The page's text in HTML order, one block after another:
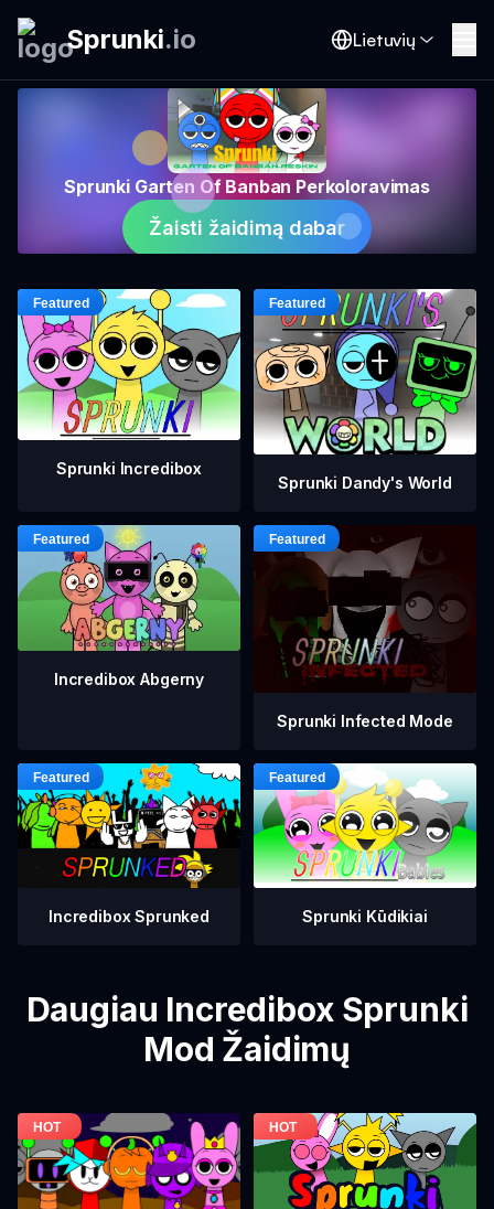
Sprunki.io Lietuvių
Sprunki Garten Of Banban Perkoloravimas
Žaisti žaidimą dabar
Sprunki Incredibox
Sprunki Dandy's World
Incredibox Abgerny
Sprunki Infected Mode
Incredibox Sprunked Sprunki Kūdikiai
Daugiau Incredibox Sprunki
Mod Žaidimų